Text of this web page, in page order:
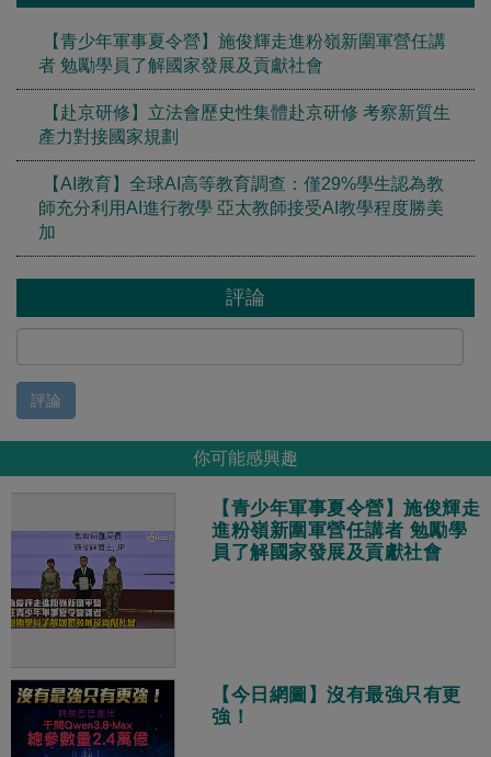
【青少年軍事夏令營】施俊輝走進粉嶺新圍軍營任講
者 勉勵學員了解國家發展及貢獻社會
【赴京研修】立法會歷史性集體赴京研修 考察新質生
產力對接國家規劃
【AI教育】全球AI高等教育調查：僅29%學生認為教
師充分利用AI進行教學 亞太教師接受AI教學程度勝美
加
評論
評論
你可能感興趣
【青少年軍事夏令營】施俊輝走
進粉嶺新圍軍營任講者 勉勵學
員了解國家發展及貢獻社會
【今日網圖】沒有最強只有更
強！